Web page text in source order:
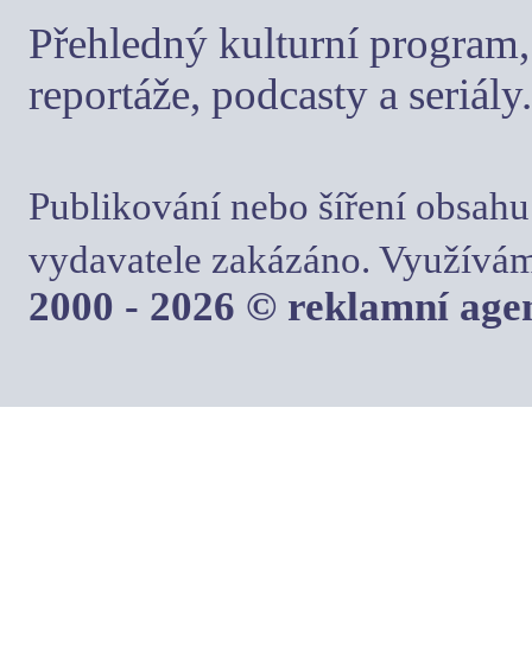
Přehledný kulturní
reportáže, podcasty a seriály.
Publikování nebo šíření
vydavatele zakázáno.
2000 - 2026 © reklamní